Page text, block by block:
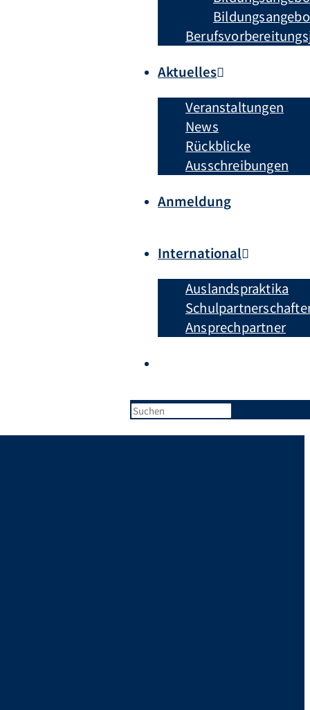
Aktuelles
Veranstaltungen
News
Rückblicke
Ausschreibungen
Anmeldung
International
Auslandspraktika
Ansprechpartner